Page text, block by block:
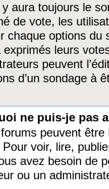
aura toujours le
de vote, les
chaque options du
exprimés leurs
peuvent
d’un sondage à
ne puis-je pas
peuvent être
voir, lire,
avez besoin de
ou un